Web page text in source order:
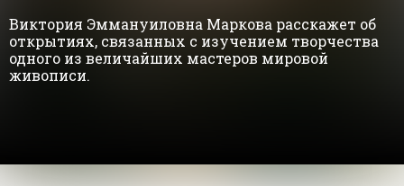
Виктория Эммануиловна Маркова расскажет об
открытиях, связанных с изучением творчества
одного из величайших мастеров мировой
живописи.